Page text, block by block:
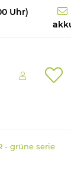
Uhr)
- grüne serie